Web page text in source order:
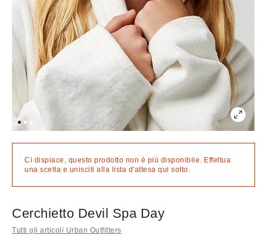
Ci dispiace, questo prodotto non è più disponibile. Effettua
una scelta e unisciti alla lista d'attesa qui sotto.
Cerchietto Devil Spa Day
Tutti gli articoli Urban Outfitters